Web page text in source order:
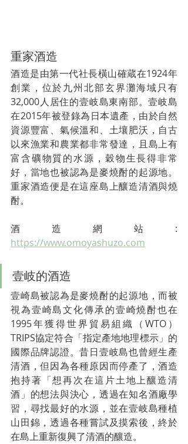
重家酒造
酒造是由第一代社長橫山確蔵在1924年
創業，位於九州北部玄界灘海域只有
32,000人居住的壹岐島東南部。壹岐島
在2015年被登錄為日本遺產，由於自然
資源豐富、氣候溫和、土壤肥沃，自古
以來漁業和農業都非常發達，且島上有
富含礦物質的水源，穀物生長得非常
好，當地也被認為是麥燒酎的起源地。
重家酒造便是在這座島上釀造清酒與燒
酎。
https://www.omoyashuzo.com
壹岐的酒造
壹崎島被認為是麥燒酎的起源地，而被
視為壹崎島文化傳承的壹崎燒酎也在
1995年獲得世界貿易組織（WTO）
TRIPS協定符合「指定產地地理標示」的
國際品牌認證。昔日壹岐島也曾經生產
清酒，但因為各種原因而停產了，酒造
抱持著「想再次在這片土地上釀造清
酒」的想法與決心，透過在知名酒廠學
習，尋找最好的水源，並在壹岐島種植
山田錦，透過各種嘗試及摸索後，終於
在島上重新復興了清酒的釀造。